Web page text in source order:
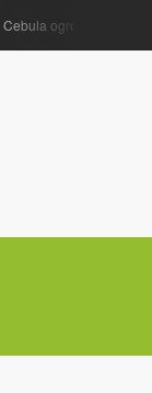
ogrodowa (Allium